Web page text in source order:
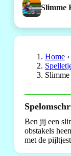
Slimme
Home ›
Ben jij een
obstakels
met de